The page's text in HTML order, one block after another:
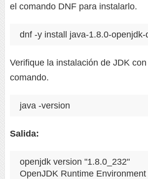
el comando DNF para instalarlo.
dnf -y install java-1.8.0-openjdk-
Verifique la instalación de JDK
comando.
java -version
Salida:
openjdk version "1.8.0_232"
OpenJDK Runtime